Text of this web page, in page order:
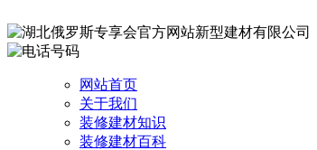
网站首页
关于我们
装修建材知识
装修建材百科